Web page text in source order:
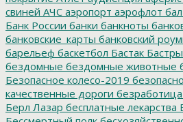
свиней АЧС аэропорт аэрофлот бал
Банк России банки банкноты
банковские_карты банковский
барельеф баскетбол Бастак
бездомные бездомные животные
Безопасное колесо-2019
качественные дороги безработица
Берл Лазар бесплатные лекарства